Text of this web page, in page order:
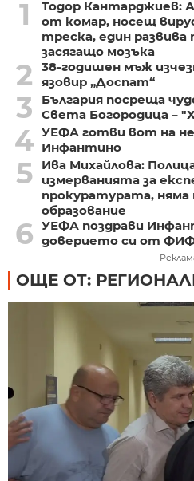
1
Тодор Кантарджиев:
от комар, носещ
треска, един
засягащо мозъка
2
38-годишен мъж
язовир „Доспат“
3
България посреща
Света Богородица –
4 УЕФА готви вот на
Инфантино
5
Ива Михайлова:
измерванията за
прокуратурата,
образование
6 УЕФА поздрави
доверието си от
ОЩЕ ОТ: